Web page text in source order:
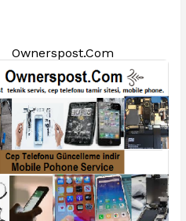
Ownerspost.Com